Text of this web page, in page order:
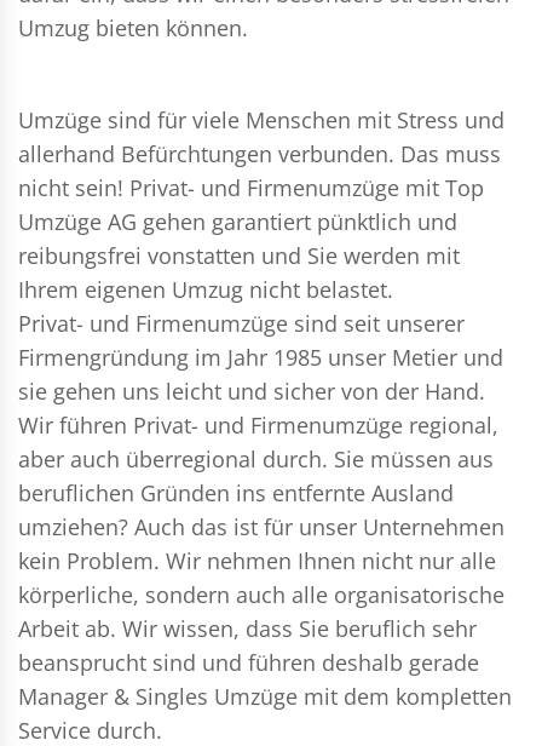
Umzug bieten können.
Umzüge sind für viele Menschen mit Stress und
allerhand Befürchtungen verbunden. Das muss
nicht sein! Privat- und Firmenumzüge mit Top
Umzüge AG gehen garantiert pünktlich und
reibungsfrei vonstatten und Sie werden mit
Ihrem eigenen Umzug nicht belastet.
Privat- und Firmenumzüge sind seit unserer
Firmengründung im Jahr 1985 unser Metier und
sie gehen uns leicht und sicher von der Hand.
Wir führen Privat- und Firmenumzüge regional,
aber auch überregional durch. Sie müssen aus
beruflichen Gründen ins entfernte Ausland
umziehen? Auch das ist für unser Unternehmen
kein Problem. Wir nehmen Ihnen nicht nur alle
körperliche, sondern auch alle organisatorische
Arbeit ab. Wir wissen, dass Sie beruflich sehr
beansprucht sind und führen deshalb gerade
Manager & Singles Umzüge mit dem kompletten
Service durch.